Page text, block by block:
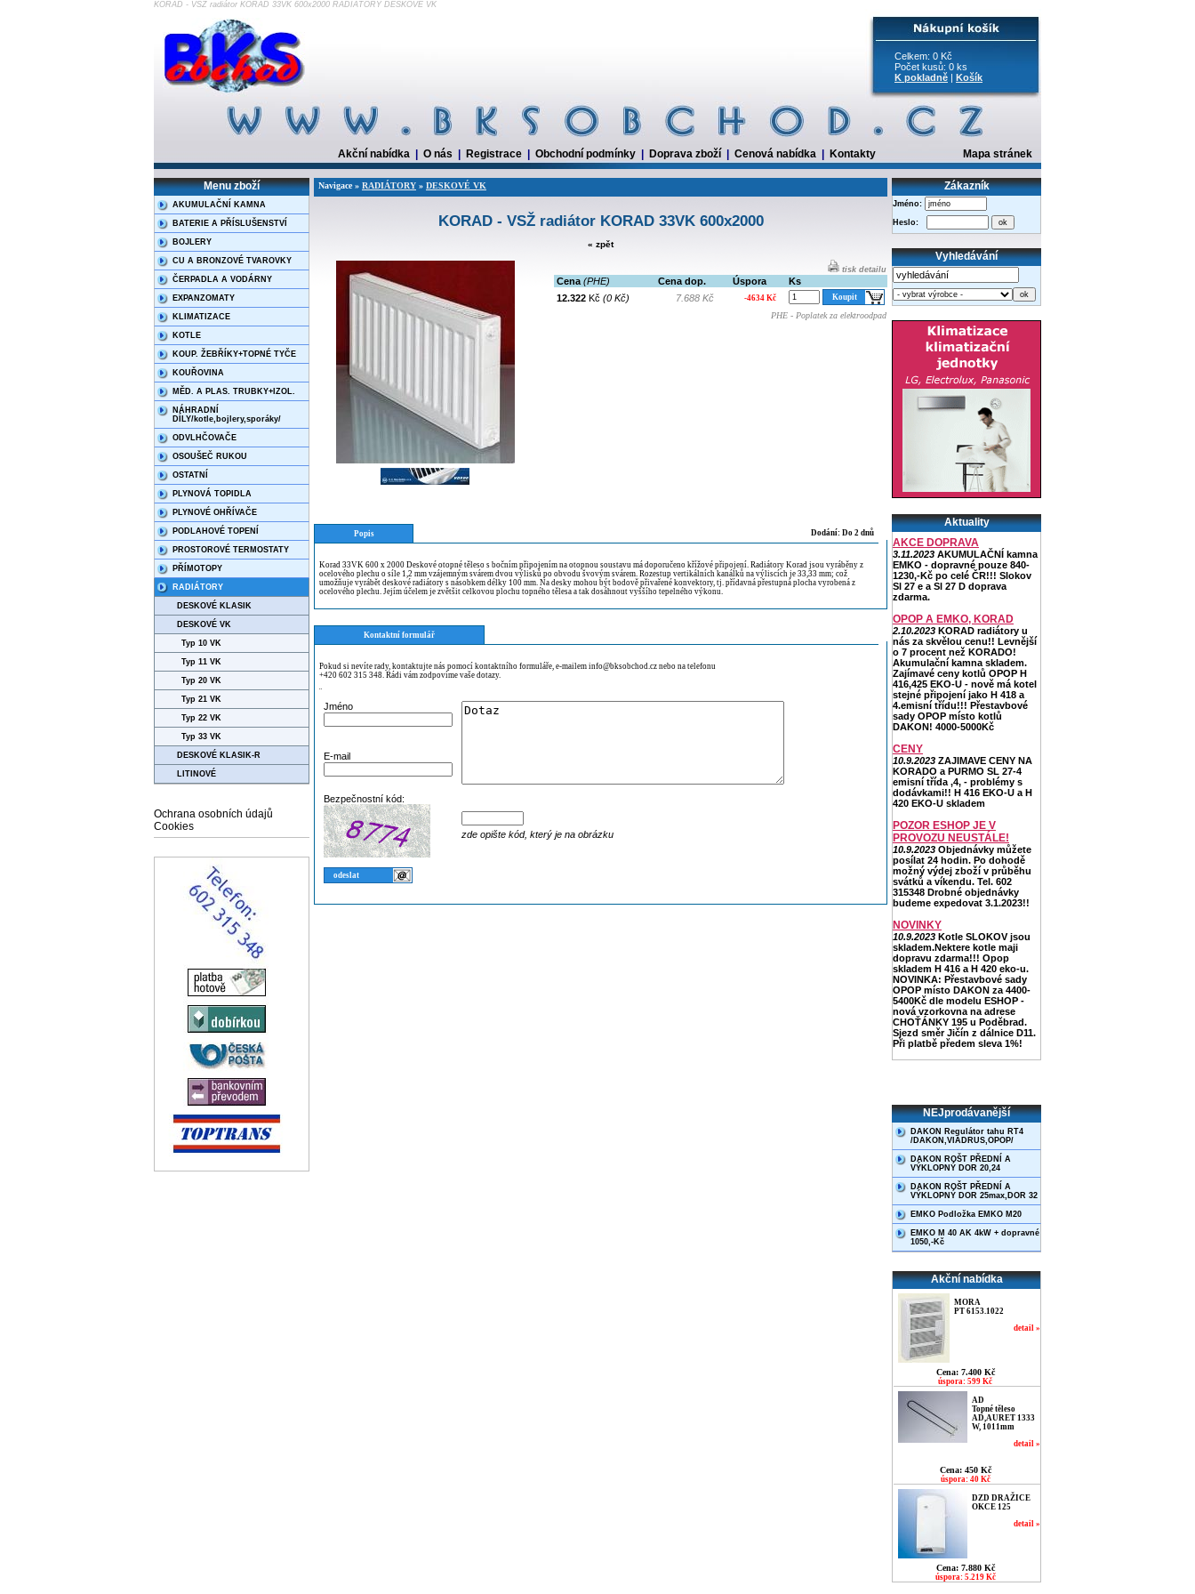
KORAD - VSŽ radiátor KORAD 33VK 600x2000 RADIÁTORY DESKOVÉ VK
Celkem: 0 Kč
Počet kusů: 0 ks
K pokladně | Košík
Akční nabídka O nás Registrace Obchodní podmínky Doprava zboží Cenová nabídka Kontakty Mapa stránek
Menu zboží
AKUMULAČNÍ KAMNA
BATERIE A PŘÍSLUŠENSTVÍ
BOJLERY
CU A BRONZOVÉ TVAROVKY
ČERPADLA A VODÁRNY
EXPANZOMATY
KLIMATIZACE
KOTLE
KOUP. ŽEBŘÍKY+TOPNÉ TYČE
KOUŘOVINA
MĚD. A PLAS. TRUBKY+IZOL.
NÁHRADNÍ
DÍLY/kotle,bojlery,sporáky/
ODVLHČOVAČE
OSOUŠEČ RUKOU
OSTATNÍ
PLYNOVÁ TOPIDLA
PLYNOVÉ OHŘÍVAČE
PODLAHOVÉ TOPENÍ
PROSTOROVÉ TERMOSTATY
PŘÍMOTOPY
RADIÁTORY
DESKOVÉ KLASIK
DESKOVÉ VK
Typ 10 VK
Typ 11 VK
Typ 20 VK
Typ 21 VK
Typ 22 VK
Typ 33 VK
DESKOVÉ KLASIK-R
LITINOVÉ
Ochrana osobních údajů
Cookies
Navigace » RADIÁTORY » DESKOVÉ VK
KORAD - VSŽ radiátor KORAD 33VK 600x2000
« zpět
tisk detailu
Cena (PHE) Cena dop. Úspora
Ks
12.322 Kč (0 Kč) 7.688 Kč -4634 Kč
PHE - Poplatek za elektroodpad
Popis Dodání: Do 2 dnů
Korad 33VK 600 x 2000 Deskové otopné těleso s bočním připojením na otopnou soustavu má doporučeno křížové připojení. Radiátory Korad jsou vyráběny z
ocelového plechu o síle 1,2 mm vzájemným svárem dvou výlisků po obvodu švovým svárem. Rozestup vertikálních kanálků na výliscích je 33,33 mm; což
umožňuje vyrábět deskové radiátory s násobkem délky 100 mm. Na desky mohou být bodově přivařené konvektory, tj. přídavná přestupná plocha vyrobená z
ocelového plechu. Jejím účelem je zvětšit celkovou plochu topného tělesa a tak dosáhnout vyššího tepelného výkonu.
Kontaktní formulář
Pokud si nevíte rady, kontaktujte nás pomocí kontaktního formuláře, e-mailem info@bksobchod.cz nebo na telefonu
+420 602 315 348. Rádi vám zodpovíme vaše dotazy.
¨
Jméno
E-mail
Bezpečnostní kód:
zde opište kód, který je na obrázku
Zákazník
Jméno:
Heslo:
Vyhledávání
Aktuality
AKCE DOPRAVA
3.11.2023 AKUMULAČNÍ kamna
EMKO - dopravné pouze 840-
1230,-Kč po celé ČR!!! Slokov
Sl 27 e a Sl 27 D doprava
zdarma.
OPOP A EMKO, KORAD
2.10.2023 KORAD radiátory u
nás za skvělou cenu!! Levnější
o 7 procent než KORADO!
Akumulační kamna skladem.
Zajímavé ceny kotlů OPOP H
416,425 EKO-U - nově má kotel
stejné připojení jako H 418 a
4.emisní třídu!!! Přestavbové
sady OPOP místo kotlů
DAKON! 4000-5000Kč
CENY
10.9.2023 ZAJIMAVE CENY NA
KORADO a PURMO SL 27-4
emisní třída ,4, - problémy s
dodávkami!! H 416 EKO-U a H
420 EKO-U skladem
POZOR ESHOP JE V
PROVOZU NEUSTÁLE!
10.9.2023 Objednávky můžete
posílat 24 hodin. Po dohodě
možný výdej zboží v průběhu
svátků a víkendu. Tel. 602
315348 Drobné objednávky
budeme expedovat 3.1.2023!!
NOVINKY
10.9.2023 Kotle SLOKOV jsou
skladem.Nektere kotle maji
dopravu zdarma!!! Opop
skladem H 416 a H 420 eko-u.
NOVINKA: Přestavbové sady
OPOP místo DAKON za 4400-
5400Kč dle modelu ESHOP -
nová vzorkovna na adrese
CHOŤÁNKY 195 u Poděbrad.
Sjezd směr Jičín z dálnice D11.
Při platbě předem sleva 1%!
NEJprodávanější
DAKON Regulátor tahu RT4
/DAKON,VIADRUS,OPOP/
DAKON ROŠT PŘEDNÍ A
VÝKLOPNÝ DOR 20,24
DAKON ROŠT PŘEDNÍ A
VÝKLOPNÝ DOR 25max,DOR 32
EMKO Podložka EMKO M20
EMKO M 40 AK 4kW + dopravné
1050,-Kč
Akční nabídka
MORA
PT 6153.1022
detail »
Cena: 7.400 Kč
úspora: 599 Kč
AD
Topné těleso
AD,AURET 1333
W, 1011mm
detail »
Cena: 450 Kč
úspora: 40 Kč
DZD DRAŽICE
OKCE 125
detail »
Cena: 7.880 Kč
úspora: 5.219 Kč